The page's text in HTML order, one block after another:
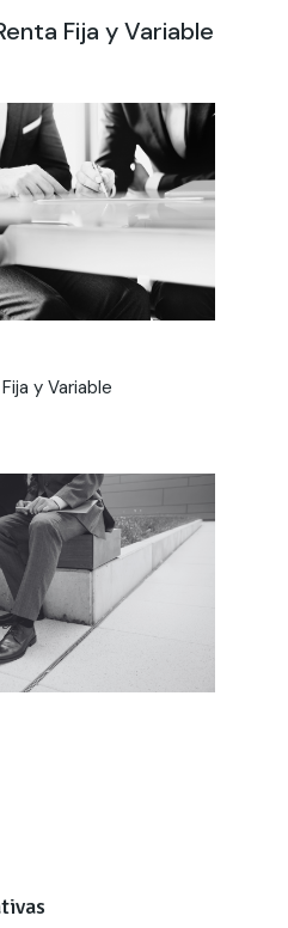
Fija y Variable
y Variable